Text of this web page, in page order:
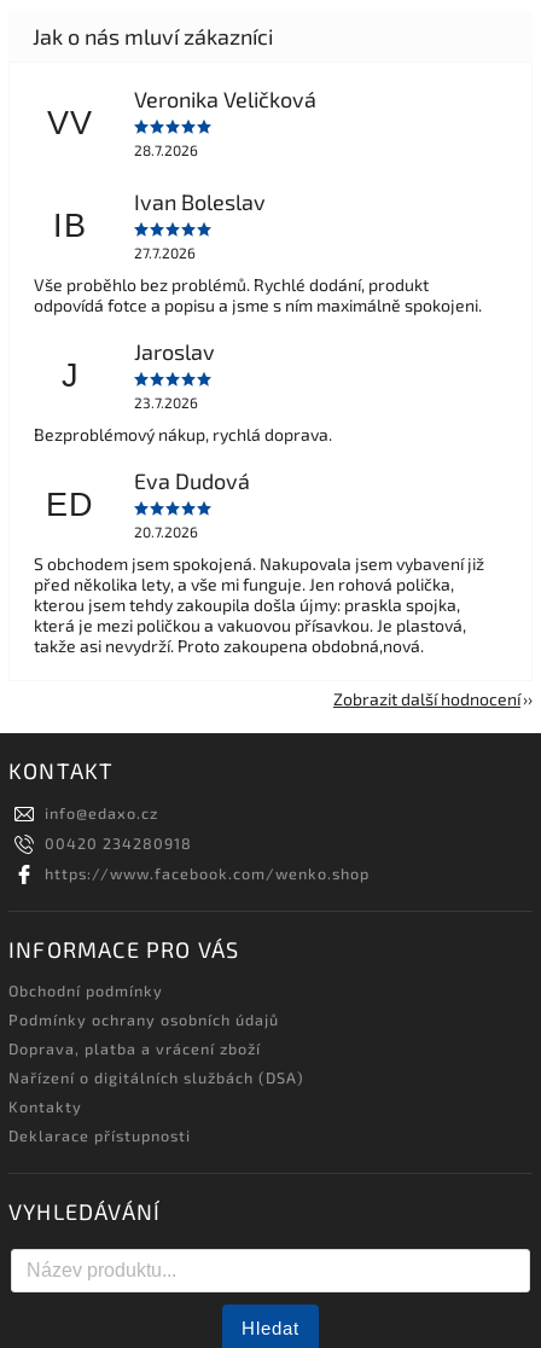
VV
Veronika Veličková
28.7.2026
IB
Ivan Boleslav
27.7.2026
Vše proběhlo bez problémů. Rychlé dodání, produkt
odpovídá fotce a popisu a jsme s ním maximálně spokojeni.
J
Jaroslav
23.7.2026
Bezproblémový nákup, rychlá doprava.
ED
Eva Dudová
20.7.2026
S obchodem jsem spokojená. Nakupovala jsem vybavení již
před několika lety, a vše mi funguje. Jen rohová polička,
kterou jsem tehdy zakoupila došla újmy: praskla spojka,
která je mezi poličkou a vakuovou přísavkou. Je plastová,
takže asi nevydrží. Proto zakoupena obdobná,nová.
Zobrazit další hodnocení
KONTAKT
info@edaxo.cz
00420 234280918
https://www.facebook.com/wenko.shop
INFORMACE PRO VÁS
Obchodní podmínky
Podmínky ochrany osobních údajů
Doprava, platba a vrácení zboží
Nařízení o digitálních službách (DSA)
Kontakty
Deklarace přístupnosti
VYHLEDÁVÁNÍ
Hledat